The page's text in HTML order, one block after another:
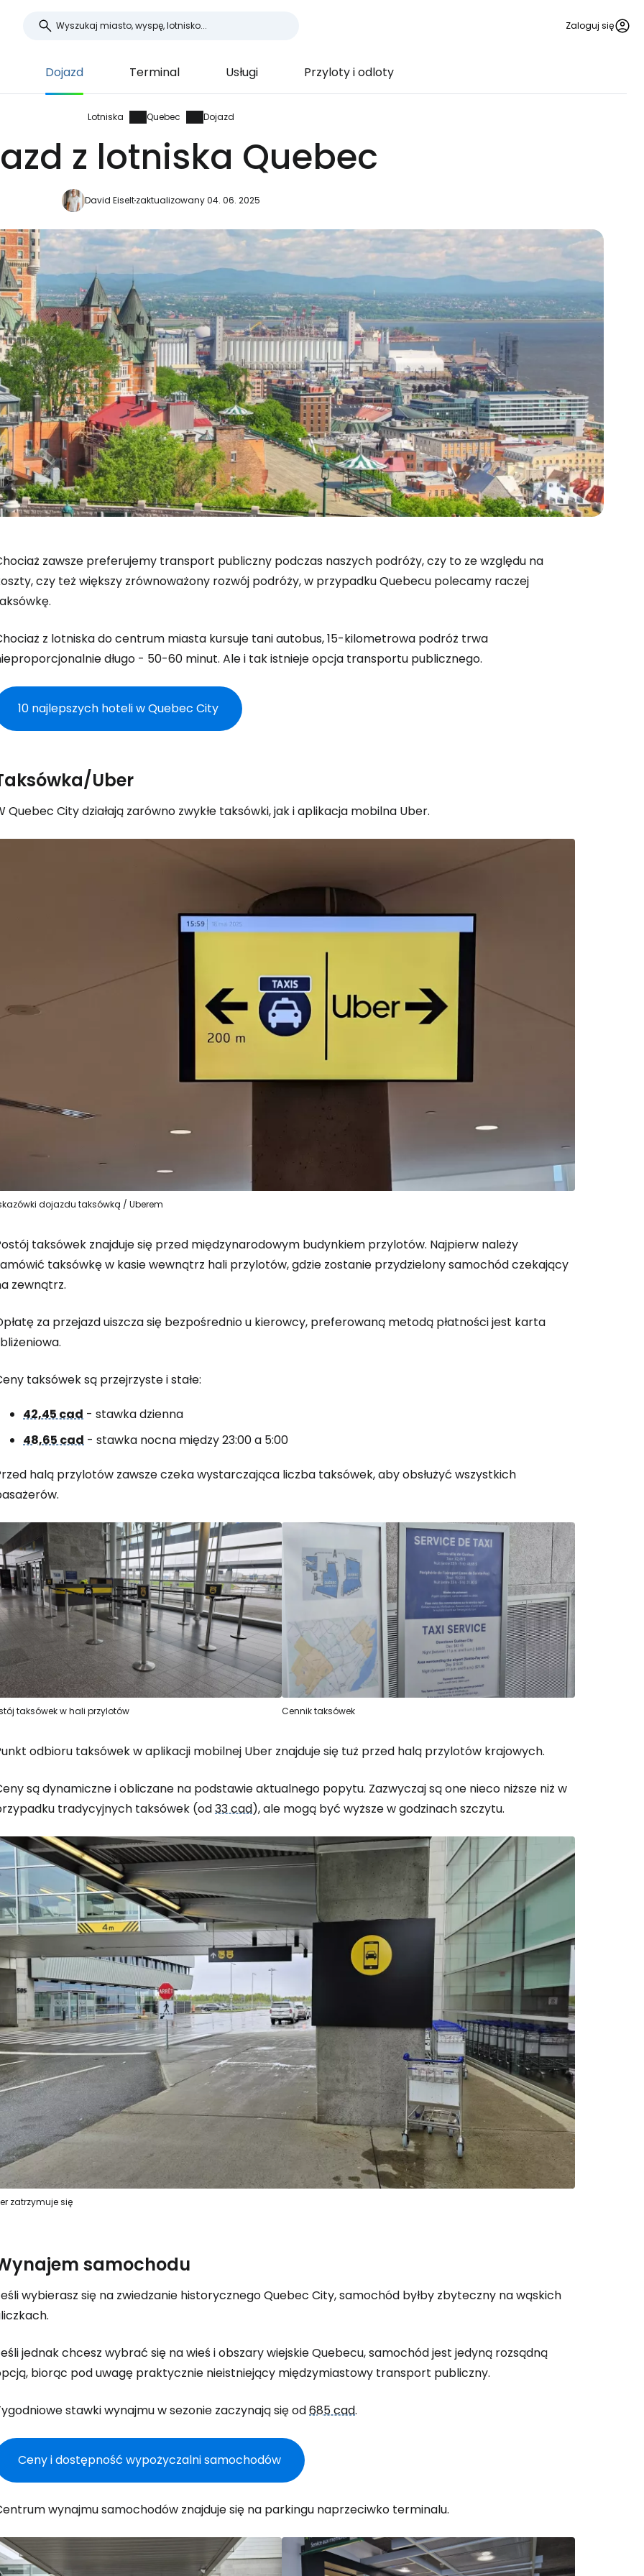
Zaloguj się
Dojazd Terminal Usługi Przyloty i odloty
Lotniska Quebec Dojazd
z lotniska Quebec
David Eiseltzaktualizowany 04. 06. 2025
zawsze preferujemy transport publiczny podczas naszych podróży, czy to ze względu na
czy też większy zrównoważony rozwój podróży, w przypadku Quebecu polecamy raczej
z lotniska do centrum miasta kursuje tani autobus, 15-kilometrowa podróż trwa
długo - 50-60 minut. Ale i tak istnieje opcja transportu publicznego.
10 najlepszych hoteli w Quebec City
Uber
Quebec City działają zarówno zwykłe taksówki, jak i aplikacja mobilna Uber.
dojazdu taksówką / Uberem
taksówek znajduje się przed międzynarodowym budynkiem przylotów. Najpierw należy
taksówkę w kasie wewnątrz hali przylotów, gdzie zostanie przydzielony samochód czekający
zewnątrz.
za przejazd uiszcza się bezpośrednio u kierowcy, preferowaną metodą płatności jest karta
taksówek są przejrzyste i stałe:
42,45 cad - stawka dzienna
48,65 cad - stawka nocna między 23:00 a 5:00
halą przylotów zawsze czeka wystarczająca liczba taksówek, aby obsłużyć wszystkich
taksówek w hali przylotów Cennik taksówek
odbioru taksówek w aplikacji mobilnej Uber znajduje się tuż przed halą przylotów krajowych.
są dynamiczne i obliczane na podstawie aktualnego popytu. Zazwyczaj są one nieco niższe niż w
tradycyjnych taksówek (od33 cad), ale mogą być wyższe w godzinach szczytu.
zatrzymuje się
samochodu
wybierasz się na zwiedzanie historycznego Quebec City, samochód byłby zbyteczny na wąskich
jednak chcesz wybrać się na wieś i obszary wiejskie Quebecu, samochód jest jedyną rozsądną
biorąc pod uwagę praktycznie nieistniejący międzymiastowy transport publiczny.
stawki wynajmu w sezonie zaczynają się od685 cad.
Ceny i dostępność wypożyczalni samochodów
wynajmu samochodów znajduje się na parkingu naprzeciwko terminalu.
Kontynuuj z e-mailem